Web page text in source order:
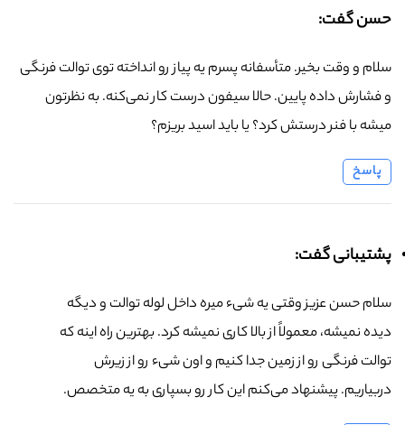
حسن گفت:
سلام و وقت بخیر. متأسفانه پسرم یه پیاز رو انداخته توی توالت فرنگی
و فشارش داده پایین. حالا سیفون درست کار نمی‌کنه. به نظرتون
میشه با فنر درستش کرد؟ یا باید اسید بریزم؟
پاسخ
پشتیبانی گفت:
سلام حسن عزیز وقتی یه شیء میره داخل لوله توالت و دیگه
دیده نمیشه، معمولاً از بالا کاری نمیشه کرد. بهترین راه اینه که
توالت فرنگی رو از زمین جدا کنیم و اون شیء رو از زیرش
دربیاریم. پیشنهاد می‌کنم این کار رو بسپاری به یه متخصص.